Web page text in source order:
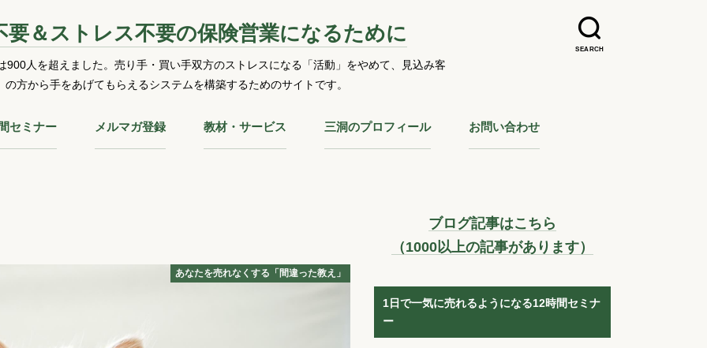
SEARCH
要＆ストレス不要の保険営業になるために
900人を超えました。売り手・買い手双方のストレスになる「活動」をやめて、見込み客
の方から手をあげてもらえるシステムを構築するためのサイトです。
セミナー メルマガ登録 教材・サービス 三洞のプロフィール お問い合わせ
あなたを売れなくする「間違った教え」
ブログ記事はこちら
（1000以上の記事があります）
1日で一気に売れるようになる12時間セミナ
ー